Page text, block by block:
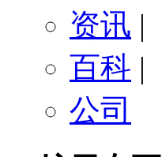
资讯 |
百科 |
公司